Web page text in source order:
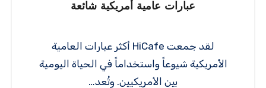
عبارات عامية أمريكية شائعة
لقد جمعت HiCafe أكثر عبارات العامية
الأمريكية شيوعاً واستخداماً في الحياة اليومية
بين الأمريكيين. وتُعد…